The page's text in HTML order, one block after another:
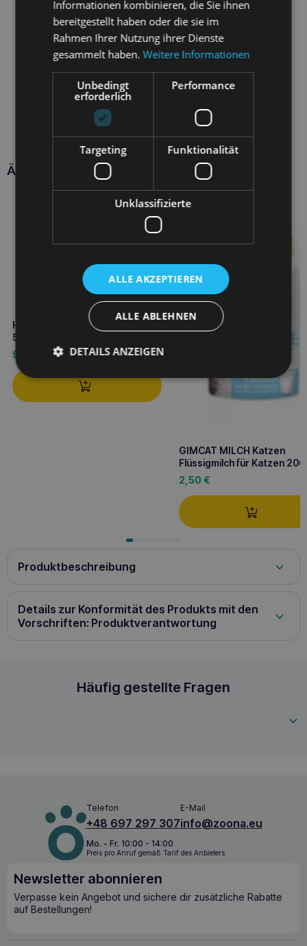
Ähnliche Produkte
Hilton Soft Chicken Sausages
500g weiche Hühnerwürstchen
9,10
GIMCAT MILCH Katzen
Flüssigmilch für Katzen
2,50 €
Produktbeschreibung
Anforderungen. Ohne Weizen, Gluten oder Soja. Zutaten:
Huhn (47,7%), Reis, Kaliumchlorid Analytische Bestandteile:
Details zur Konformität des Produkts mit den
Vorschriften: Produktverantwortung
GIMDOG Little Darling Pure Delight mit Huhn
Häufig gestellte Fragen
Telefon
+48 697 297 307
E-Mail
info@zoona.eu
Mo. - Fr. 10:00 - 14:00
Preis pro Anruf gemäß Tarif des Anbieters.
Newsletter abonnieren
Verpasse kein Angebot und sichere dir zusätzliche Rabatte
auf Bestellungen!
Informationen kombinieren, die Sie ihnen
bereitgestellt haben oder die sie im
Rahmen Ihrer Nutzung ihrer Dienste
gesammelt haben.Weitere Informationen
Unbedingt
erforderlich
Performance
Targeting Funktionalität
Unklassifizierte
ALLE AKZEPTIEREN
ALLE ABLEHNEN
DETAILS ANZEIGEN